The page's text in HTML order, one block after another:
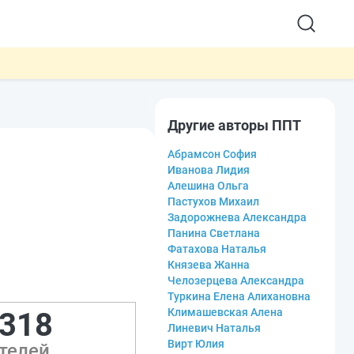
Другие авторы ППТ
Абрамсон София
Иванова Лидия
Алешина Ольга
Пастухов Михаил
Задорожнева Александра
Панина Светлана
Фатахова Наталья
Князева Жанна
Челозерцева Александра
Туркина Елена Алихановна
Климашевская Алена
Линевич Наталья
Вирт Юлия